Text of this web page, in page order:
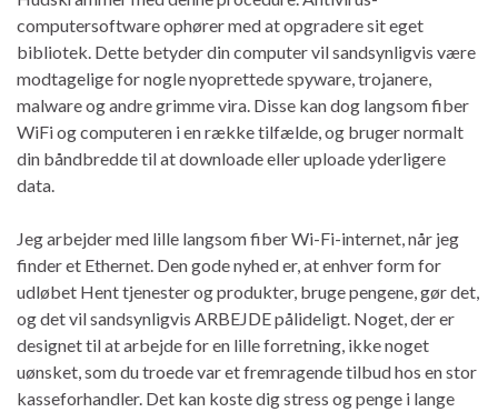
computersoftware ophører med at opgradere sit eget
bibliotek. Dette betyder din computer vil sandsynligvis være
modtagelige for nogle nyoprettede spyware, trojanere,
malware og andre grimme vira. Disse kan dog langsom fiber
WiFi og computeren i en række tilfælde, og bruger normalt
din båndbredde til at downloade eller uploade yderligere
data.
Jeg arbejder med lille langsom fiber Wi-Fi-internet, når jeg
finder et Ethernet. Den gode nyhed er, at enhver form for
udløbet Hent tjenester og produkter, bruge pengene, gør det,
og det vil sandsynligvis ARBEJDE pålideligt. Noget, der er
designet til at arbejde for en lille forretning, ikke noget
uønsket, som du troede var et fremragende tilbud hos en stor
kasseforhandler. Det kan koste dig stress og penge i lange